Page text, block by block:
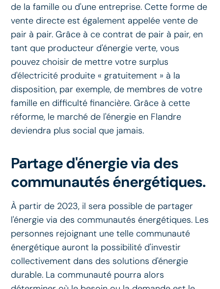
de la famille ou d'une entreprise. Cette forme de
vente directe est également appelée vente de
pair à pair. Grâce à ce contrat de pair à pair, en
tant que producteur d'énergie verte, vous
pouvez choisir de mettre votre surplus
d'électricité produite « gratuitement » à la
disposition, par exemple, de membres de votre
famille en difficulté financière. Grâce à cette
réforme, le marché de l'énergie en Flandre
deviendra plus social que jamais.
Partage d'énergie via des
communautés énergétiques.
À partir de 2023, il sera possible de partager
l'énergie via des communautés énergétiques. Les
personnes rejoignant une telle communauté
énergétique auront la possibilité d'investir
collectivement dans des solutions d'énergie
durable. La communauté pourra alors